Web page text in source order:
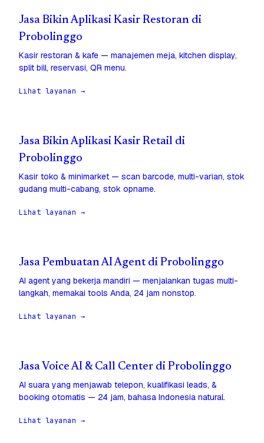
Jasa Bikin Aplikasi Kasir Restoran di
Probolinggo
Kasir restoran & kafe — manajemen meja, kitchen display,
split bill, reservasi, QR menu.
Lihat layanan →
Jasa Bikin Aplikasi Kasir Retail di
Probolinggo
Kasir toko & minimarket — scan barcode, multi-varian, stok
gudang multi-cabang, stok opname.
Lihat layanan →
Jasa Pembuatan AI Agent di Probolinggo
AI agent yang bekerja mandiri — menjalankan tugas multi-
langkah, memakai tools Anda, 24 jam nonstop.
Lihat layanan →
Jasa Voice AI & Call Center di Probolinggo
AI suara yang menjawab telepon, kualifikasi leads, &
booking otomatis — 24 jam, bahasa Indonesia natural.
Lihat layanan →